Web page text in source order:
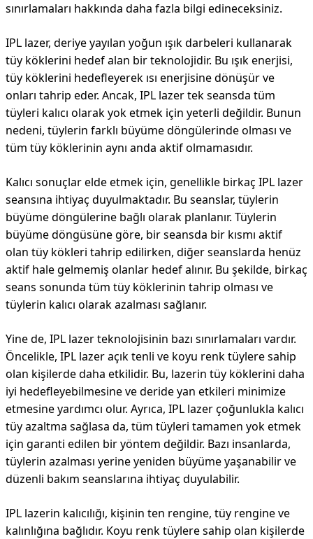
sınırlamaları hakkında daha fazla bilgi edineceksiniz.
IPL lazer, deriye yayılan yoğun ışık darbeleri kullanarak
tüy köklerini hedef alan bir teknolojidir. Bu ışık enerjisi,
tüy köklerini hedefleyerek ısı enerjisine dönüşür ve
onları tahrip eder. Ancak, IPL lazer tek seansda tüm
tüyleri kalıcı olarak yok etmek için yeterli değildir. Bunun
nedeni, tüylerin farklı büyüme döngülerinde olması ve
tüm tüy köklerinin aynı anda aktif olmamasıdır.
Kalıcı sonuçlar elde etmek için, genellikle birkaç IPL lazer
seansına ihtiyaç duyulmaktadır. Bu seanslar, tüylerin
büyüme döngülerine bağlı olarak planlanır. Tüylerin
büyüme döngüsüne göre, bir seansda bir kısmı aktif
olan tüy kökleri tahrip edilirken, diğer seanslarda henüz
aktif hale gelmemiş olanlar hedef alınır. Bu şekilde, birkaç
seans sonunda tüm tüy köklerinin tahrip olması ve
tüylerin kalıcı olarak azalması sağlanır.
Yine de, IPL lazer teknolojisinin bazı sınırlamaları vardır.
Öncelikle, IPL lazer açık tenli ve koyu renk tüylere sahip
olan kişilerde daha etkilidir. Bu, lazerin tüy köklerini daha
iyi hedefleyebilmesine ve deride yan etkileri minimize
etmesine yardımcı olur. Ayrıca, IPL lazer çoğunlukla kalıcı
tüy azaltma sağlasa da, tüm tüyleri tamamen yok etmek
için garanti edilen bir yöntem değildir. Bazı insanlarda,
tüylerin azalması yerine yeniden büyüme yaşanabilir ve
düzenli bakım seanslarına ihtiyaç duyulabilir.
IPL lazerin kalıcılığı, kişinin ten rengine, tüy rengine ve
kalınlığına bağlıdır. Koyu renk tüylere sahip olan kişilerde